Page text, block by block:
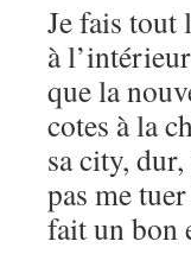
Je fais tout
à
que la
cotes à la
sa city,
pas me
fait un bon